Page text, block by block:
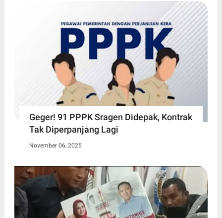
Geger! 91 PPPK Sragen Didepak, Kontrak
Tak Diperpanjang Lagi
November 06, 2025